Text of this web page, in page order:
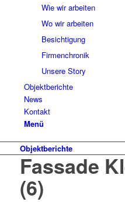
Wie wir arbeiten
Wo wir arbeiten
Besichtigung
Firmenchronik
Unsere Story
Objektberichte
News
Kontakt
Menü
Objektberichte
Fassade
(6)